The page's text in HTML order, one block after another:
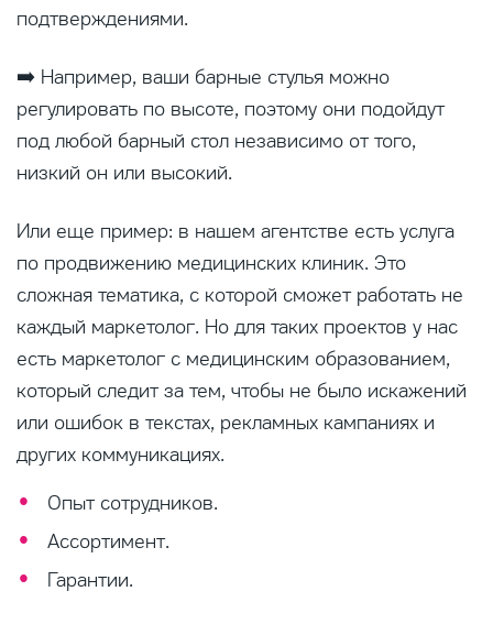
подтверждениями.
➡️ Например, ваши барные стулья можно
регулировать по высоте, поэтому они подойдут
под любой барный стол независимо от того,
низкий он или высокий.
Или еще пример: в нашем агентстве есть услуга
по продвижению медицинских клиник. Это
сложная тематика, с которой сможет работать не
каждый маркетолог. Но для таких проектов у нас
есть маркетолог с медицинским образованием,
который следит за тем, чтобы не было искажений
или ошибок в текстах, рекламных кампаниях и
других коммуникациях.
Опыт сотрудников.
Ассортимент.
Гарантии.